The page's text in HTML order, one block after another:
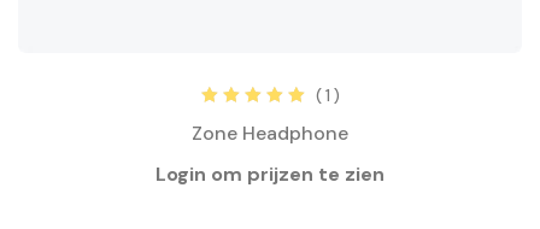
of 5
( 1 )
Zone Headphone